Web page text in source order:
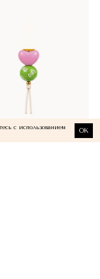
с использованием
OK